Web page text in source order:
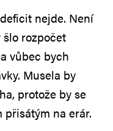
nejde. Není
šlo rozpočet
vůbec bych
Musela by
protože by se
na erár.